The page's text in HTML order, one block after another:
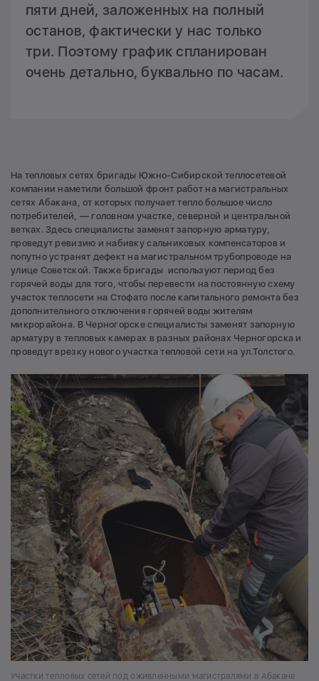
пяти дней, заложенных на полный
останов, фактически у нас только
три. Поэтому график спланирован
очень детально, буквально по часам.
На тепловых сетях бригады Южно-Сибирской теплосетевой
компании наметили большой фронт работ на магистральных
сетях Абакана, от которых получает тепло большое число
потребителей, — головном участке, северной и центральной
ветках. Здесь специалисты заменят запорную арматуру,
проведут ревизию и набивку сальниковых компенсаторов и
попутно устранят дефект на магистральном трубопроводе на
улице Советской. Также бригады используют период без
горячей воды для того, чтобы перевести на постоянную схему
участок теплосети на Стофато после капитального ремонта без
дополнительного отключения горячей воды жителям
микрорайона. В Черногорске специалисты заменят запорную
арматуру в тепловых камерах в разных районах Черногорска и
проведут врезку нового участка тепловой сети на ул.Толстого.
Участки тепловых сетей под оживленными магистралями в Абакане